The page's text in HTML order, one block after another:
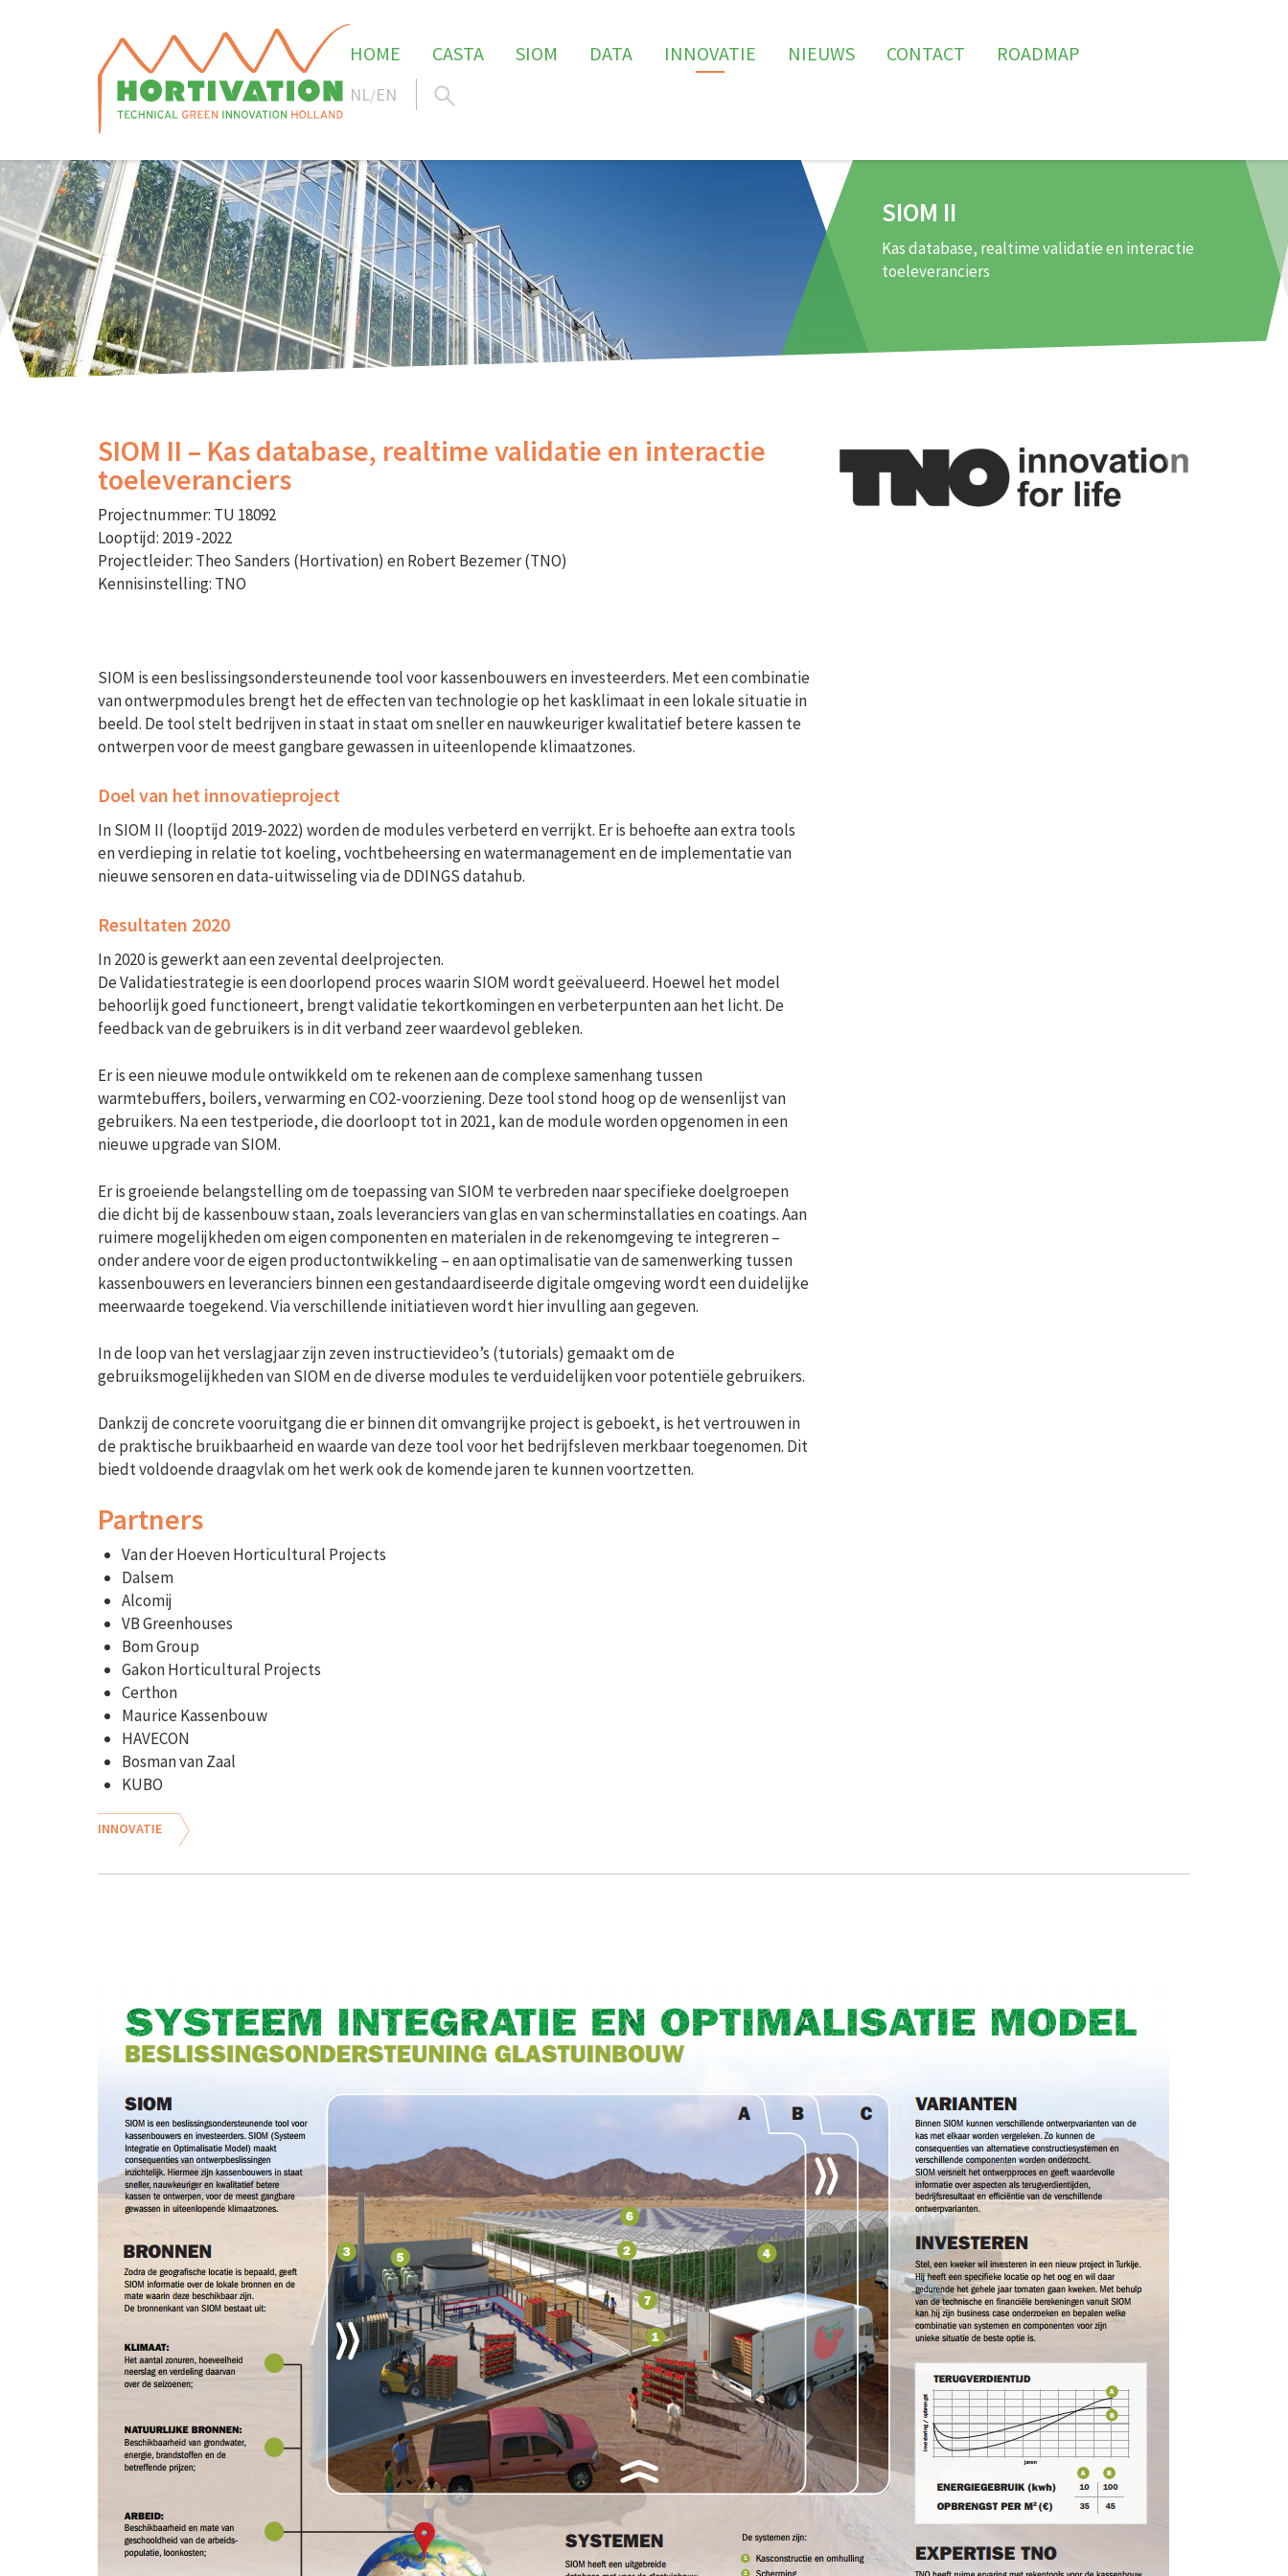
HOME CASTA SIOM DATA INNOVATIE NIEUWS CONTACT ROADMAP
NL/EN
SIOM II
Kas database, realtime validatie en interactie
toeleveranciers
SIOM II – Kas database, realtime validatie en interactie
toeleveranciers
Projectnummer: TU 18092
Looptijd: 2019 -2022
Projectleider: Theo Sanders (Hortivation) en Robert Bezemer (TNO)
Kennisinstelling: TNO
SIOM is een beslissingsondersteunende tool voor kassenbouwers en investeerders. Met een combinatie
van ontwerpmodules brengt het de effecten van technologie op het kasklimaat in een lokale situatie in
beeld. De tool stelt bedrijven in staat in staat om sneller en nauwkeuriger kwalitatief betere kassen te
ontwerpen voor de meest gangbare gewassen in uiteenlopende klimaatzones.
Doel van het innovatieproject
In SIOM II (looptijd 2019-2022) worden de modules verbeterd en verrijkt. Er is behoefte aan extra tools
en verdieping in relatie tot koeling, vochtbeheersing en watermanagement en de implementatie van
nieuwe sensoren en data-uitwisseling via de DDINGS datahub.
Resultaten 2020
In 2020 is gewerkt aan een zevental deelprojecten.
De Validatiestrategie is een doorlopend proces waarin SIOM wordt geëvalueerd. Hoewel het model
behoorlijk goed functioneert, brengt validatie tekortkomingen en verbeterpunten aan het licht. De
feedback van de gebruikers is in dit verband zeer waardevol gebleken.
Er is een nieuwe module ontwikkeld om te rekenen aan de complexe samenhang tussen
warmtebuffers, boilers, verwarming en CO2-voorziening. Deze tool stond hoog op de wensenlijst van
gebruikers. Na een testperiode, die doorloopt tot in 2021, kan de module worden opgenomen in een
nieuwe upgrade van SIOM.
Er is groeiende belangstelling om de toepassing van SIOM te verbreden naar specifieke doelgroepen
die dicht bij de kassenbouw staan, zoals leveranciers van glas en van scherminstallaties en coatings. Aan
ruimere mogelijkheden om eigen componenten en materialen in de rekenomgeving te integreren –
onder andere voor de eigen productontwikkeling – en aan optimalisatie van de samenwerking tussen
kassenbouwers en leveranciers binnen een gestandaardiseerde digitale omgeving wordt een duidelijke
meerwaarde toegekend. Via verschillende initiatieven wordt hier invulling aan gegeven.
In de loop van het verslagjaar zijn zeven instructievideo’s (tutorials) gemaakt om de
gebruiksmogelijkheden van SIOM en de diverse modules te verduidelijken voor potentiële gebruikers.
Dankzij de concrete vooruitgang die er binnen dit omvangrijke project is geboekt, is het vertrouwen in
de praktische bruikbaarheid en waarde van deze tool voor het bedrijfsleven merkbaar toegenomen. Dit
biedt voldoende draagvlak om het werk ook de komende jaren te kunnen voortzetten.
Partners
Van der Hoeven Horticultural Projects
Dalsem
Alcomij
VB Greenhouses
Bom Group
GakonHorticultural Projects
Certhon
Maurice Kassenbouw
HAVECON
Bosman van Zaal
KUBO
INNOVATIE